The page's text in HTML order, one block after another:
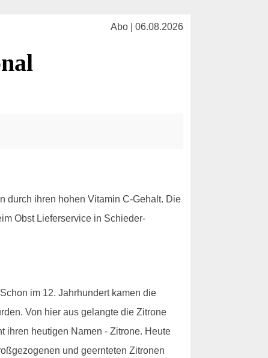
Abo | 06.08.2026
durch ihren hohen Vitamin C-Gehalt. Die
Obst Lieferservice in Schieder-
im 12. Jahrhundert kamen die
Von hier aus gelangte die Zitrone
ihren heutigen Namen - Zitrone. Heute
und geernteten Zitronen